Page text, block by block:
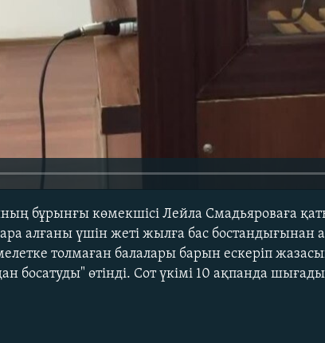
бұрынғы көмекшісі Лейла Смадьяроваға
алғаны үшін жеті жылға бас бостандығынан
толмаған балалары барын ескеріп
босатуды" өтінді. Сот үкімі 10 ақпанда